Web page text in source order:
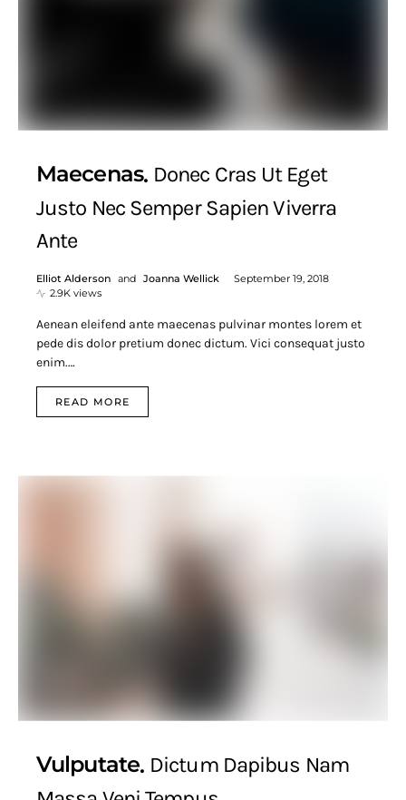
Maecenas Donec Cras Ut Eget
Justo Nec Semper Sapien Viverra
Ante
Elliot Alderson and Joanna Wellick
September 19, 2018
2.9K views
Aenean eleifend ante maecenas pulvinar montes lorem et
pede dis dolor pretium donec dictum. Vici consequat justo
enim.…
READ MORE
Vulputate Dictum Dapibus Nam